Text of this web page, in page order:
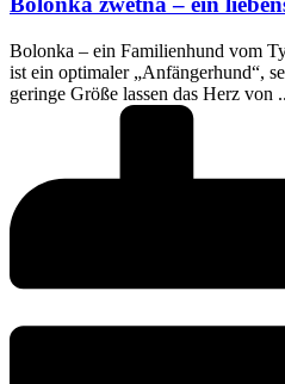
Bolonka – ein Familienhund vom
ist ein optimaler „Anfängerhund“,
geringe Größe lassen das Herz von